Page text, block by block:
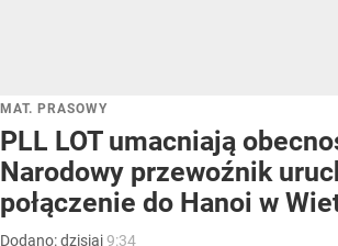
MAT. PRASOWY
PLL LOT umacniają
Narodowy przewoźnik
połączenie do Hanoi w
Dodano:dzisiaj9:34